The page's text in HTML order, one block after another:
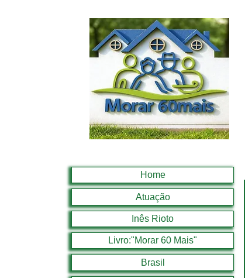
Home
Atuação
Inês Rioto
Livro:"Morar 60 Mais"
Brasil